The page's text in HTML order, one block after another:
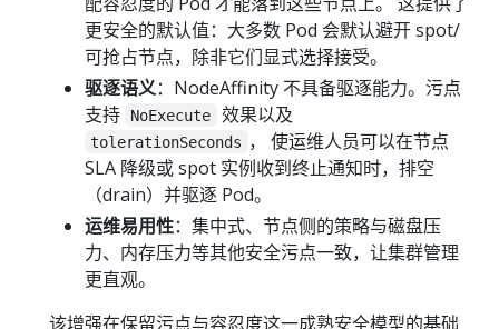
更安全的默认值：大多数 Pod 会默认避开 spot/
可抢占节点，除非它们显式选择接受。
驱逐语义：NodeAffinity 不具备驱逐能力。污点
支持
NoExecute 效果以及
tolerationSeconds ， 使运维人员可以在节点
SLA 降级或 spot 实例收到终止通知时，排空
（drain）并驱逐 Pod。
运维易用性：集中式、节点侧的策略与磁盘压
力、内存压力等其他安全污点一致，让集群管理
更直观。
该增强在保留污点与容忍度这一成熟安全模型的基础